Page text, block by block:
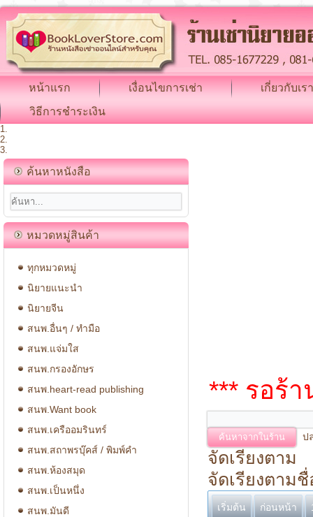
หน้าแรก เงื่อนไขการเช่า
เกี่ยวกับเรา
วิธีการชำระเงิน
ค้นหาหนังสือ
หมวดหมู่สินค้า
ทุกหมวดหมู่
นิยายแนะนำ
นิยายจีน
สนพ.อื่นๆ / ทำมือ
สนพ.แจ่มใส
สนพ.กรองอักษร
สนพ.heart-read publishing
สนพ.Want book
สนพ.เครืออมรินทร์
สนพ.สถาพรบุ๊คส์ / พิมพ์คำ
สนพ.ห้องสมุด
สนพ.เป็นหนึ่ง
สนพ.มันดี
*** รอร้
ป
จัดเรียงตาม
จัดเรียงตาม
เริ่มต้น ก่อนหน้า